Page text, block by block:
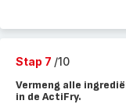
Stap 7 /10
Vermeng alle
in de ActiFry.